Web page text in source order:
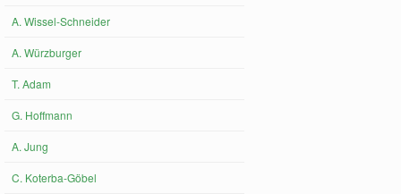
A. Wissel-Schneider
A. Würzburger
T. Adam
G. Hoffmann
A. Jung
C. Koterba-Göbel